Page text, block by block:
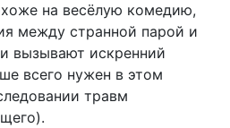
на весёлую комедию,
между странной парой и
вызывают искренний
всего нужен в этом
травм